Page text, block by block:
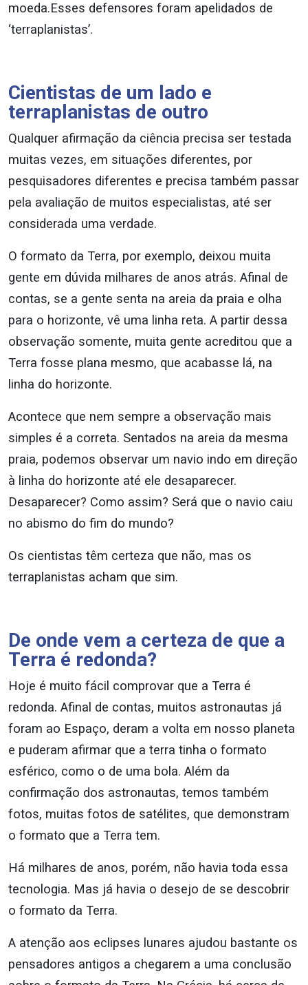
moeda.Esses defensores foram apelidados de
‘terraplanistas’.
Cientistas de um lado e
terraplanistas de outro
Qualquer afirmação da ciência precisa ser testada
muitas vezes, em situações diferentes, por
pesquisadores diferentes e precisa também passar
pela avaliação de muitos especialistas, até ser
considerada uma verdade.
O formato da Terra, por exemplo, deixou muita
gente em dúvida milhares de anos atrás. Afinal de
contas, se a gente senta na areia da praia e olha
para o horizonte, vê uma linha reta. A partir dessa
observação somente, muita gente acreditou que a
Terra fosse plana mesmo, que acabasse lá, na
linha do horizonte.
Acontece que nem sempre a observação mais
simples é a correta. Sentados na areia da mesma
praia, podemos observar um navio indo em direção
à linha do horizonte até ele desaparecer.
Desaparecer? Como assim? Será que o navio caiu
no abismo do fim do mundo?
Os cientistas têm certeza que não, mas os
terraplanistas acham que sim.
De onde vem a certeza de que a
Terra é redonda?
Hoje é muito fácil comprovar que a Terra é
redonda. Afinal de contas, muitos astronautas já
foram ao Espaço, deram a volta em nosso planeta
e puderam afirmar que a terra tinha o formato
esférico, como o de uma bola. Além da
confirmação dos astronautas, temos também
fotos, muitas fotos de satélites, que demonstram
o formato que a Terra tem.
Há milhares de anos, porém, não havia toda essa
tecnologia. Mas já havia o desejo de se descobrir
o formato da Terra.
A atenção aos eclipses lunares ajudou bastante os
pensadores antigos a chegarem a uma conclusão